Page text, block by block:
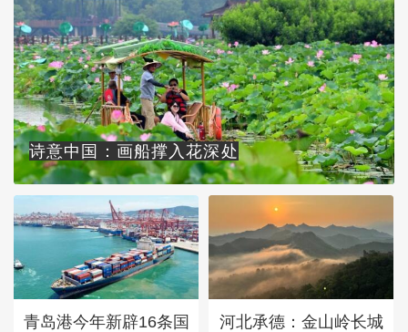
诗意中国：画船撑入花深处
青岛港今年新辟16条国
河北承德：金山岭长城